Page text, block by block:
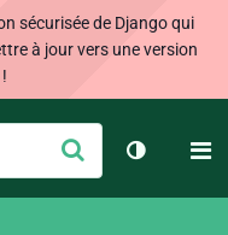
sécurisée de Django qui
à jour vers une version
Envoyer
Changer